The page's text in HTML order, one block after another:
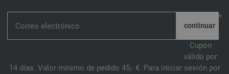
*
Cupón
válido por
14 días. Valor mínimo de pedido 45,- €. Para iniciar sesión por